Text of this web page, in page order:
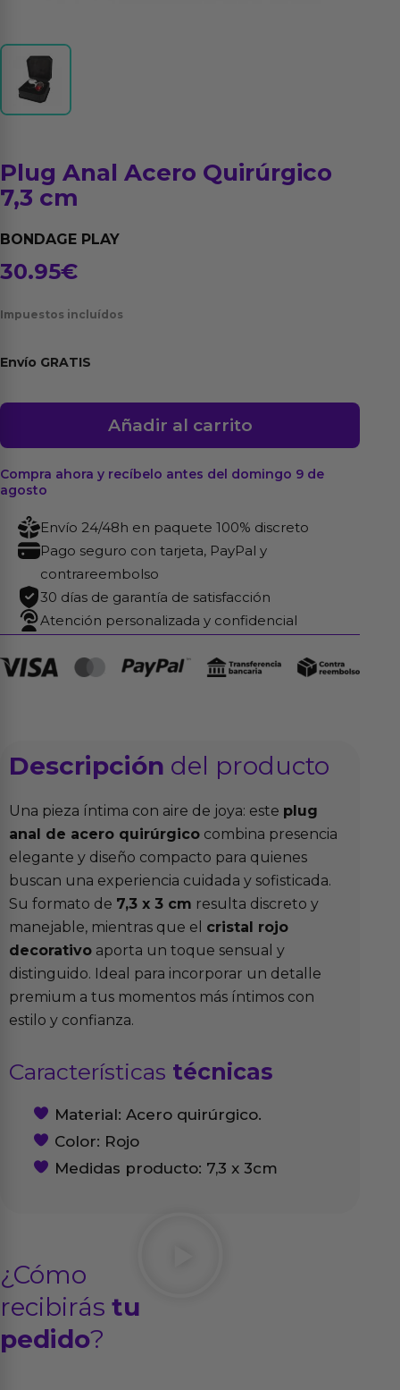
Plug Anal Acero Quirúrgico
7,3 cm
BONDAGE PLAY
30.95€
Impuestos incluídos
Envío GRATIS
Plug
Quirúrgico
cm
cantidad
Añadir al carrito
Compra ahora y recíbelo antes del domingo 9 de
agosto
Envío 24/48h en paquete 100% discreto
Pago seguro con tarjeta, PayPal y
contrareembolso
30 días de garantía de satisfacción
Atención personalizada y confidencial
Descripción del producto
Una pieza íntima con aire de joya: este plug
anal de acero quirúrgico combina presencia
elegante y diseño compacto para quienes
buscan una experiencia cuidada y sofisticada.
Su formato de 7,3 x 3 cm resulta discreto y
manejable, mientras que el cristal rojo
decorativo aporta un toque sensual y
distinguido. Ideal para incorporar un detalle
premium a tus momentos más íntimos con
estilo y confianza.
Características técnicas
Material: Acero quirúrgico.
Color: Rojo
Medidas producto: 7,3 x 3cm
¿Cómo
recibirás tu
pedido?